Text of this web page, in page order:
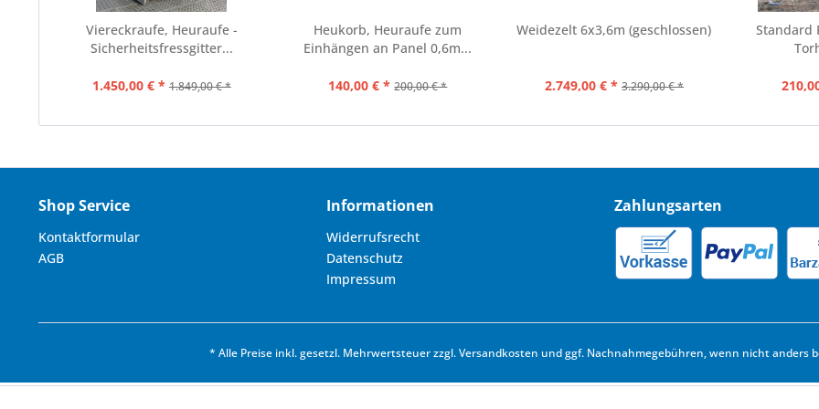
Viereckraufe, Heuraufe -
Sicherheitsfressgitter...
1.450,00 € * 1.849,00 € *
Heukorb, Heuraufe zum
Einhängen an Panel 0,6m...
140,00 € * 200,00 € *
Weidezelt 6x3,6m (geschlossen)
2.749,00 € * 3.290,00 € *
Standard
Shop Service
Kontaktformular
AGB
Informationen
Widerrufsrecht
Datenschutz
Impressum
Zahlungsarten
* Alle Preise inkl. gesetzl. Mehrwertsteuer zzgl.Versandkosten und ggf. Nachnahmegebühren, wenn nicht anders